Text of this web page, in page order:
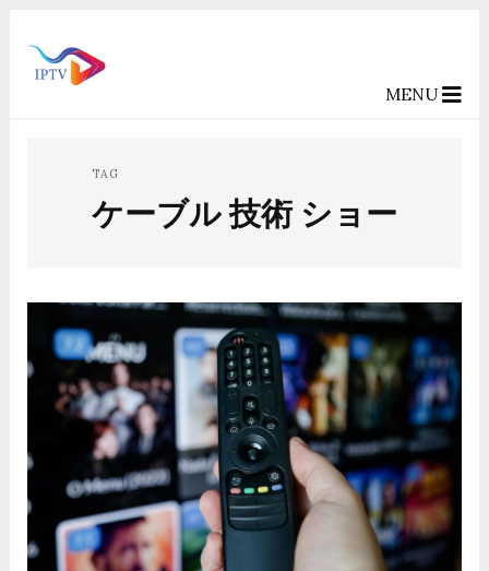
MENU
TAG
ケーブル 技術 ショー